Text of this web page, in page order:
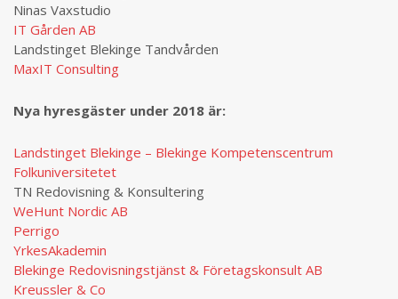
Ninas Vaxstudio
IT Gården AB
Landstinget Blekinge Tandvården
MaxIT Consulting
Nya hyresgäster under 2018 är:
Landstinget Blekinge – Blekinge Kompetenscentrum
Folkuniversitetet
TN Redovisning & Konsultering
WeHunt Nordic AB
Perrigo
YrkesAkademin
Blekinge Redovisningstjänst & Företagskonsult AB
Kreussler & Co